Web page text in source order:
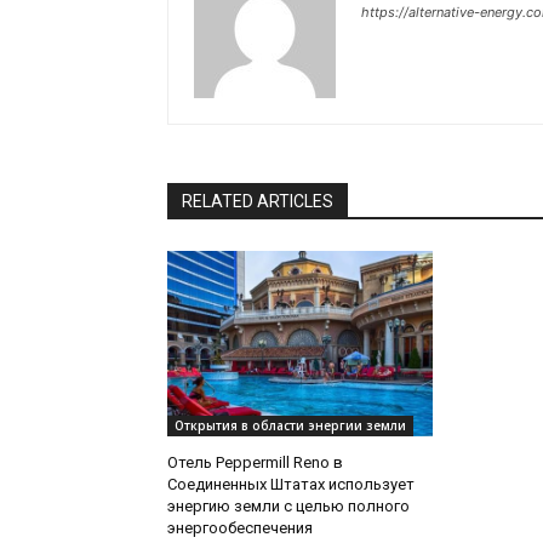
https://alternative-
RELATED ARTICLES
Открытия в области энергии земли
Отель Peppermill Reno в
Соединенных Штатах использует
энергию земли с целью полного
энергообеспечения